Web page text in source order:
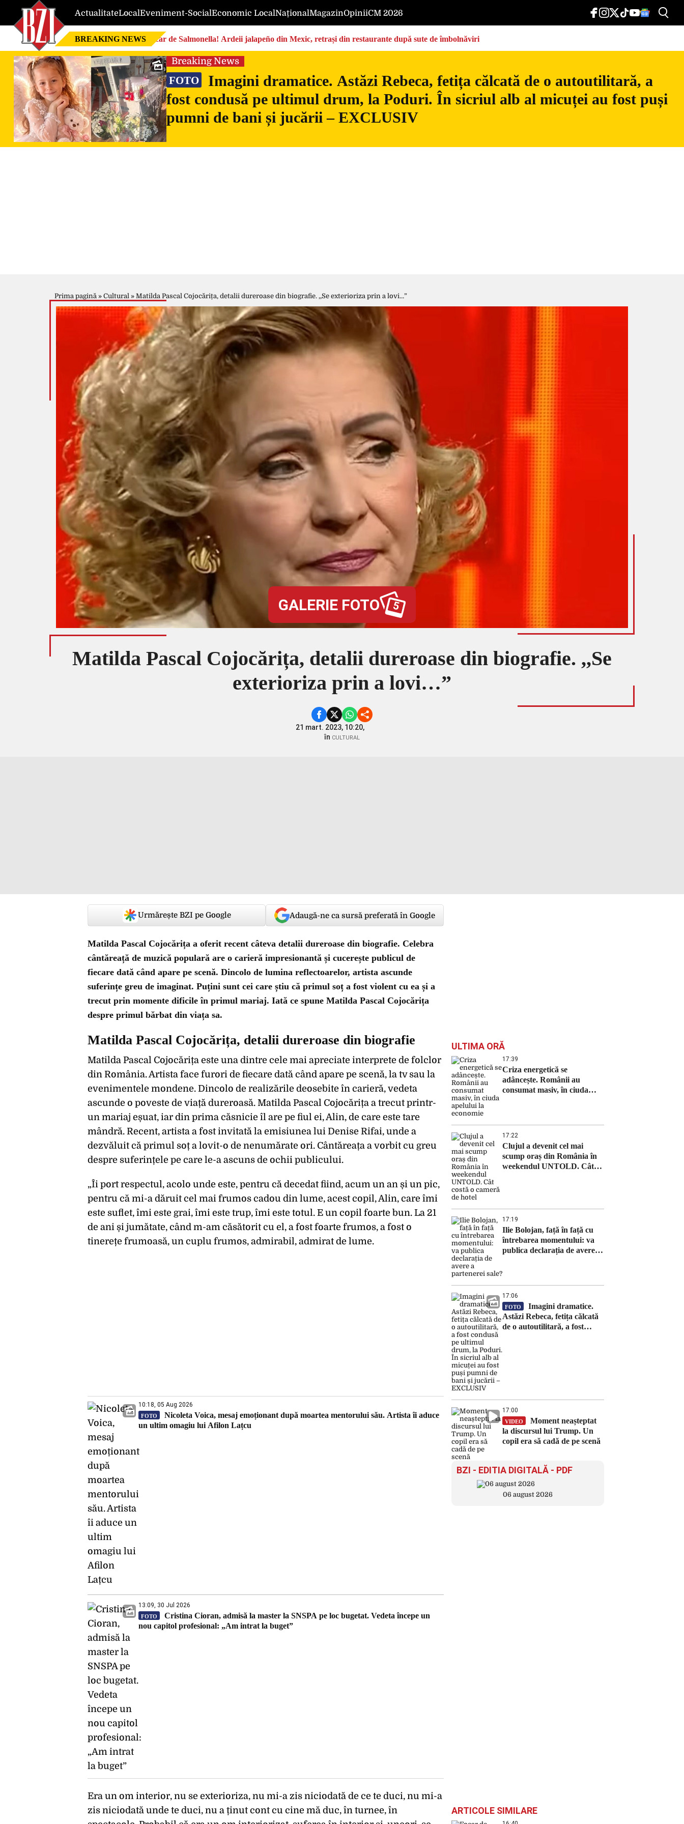
ActualitateLocalEveniment-SocialEconomic LocalNaționalMagazinOpiniiCM 2026
BREAKING NEWS Focar de Salmonella! Ardeii jalapeño din Mexic, retrași din restaurante după sute de îmbolnăviri
Breaking News
FOTO
Imagini dramatice. Astăzi Rebeca, fetița călcată de o autoutilitară, a
fost condusă pe ultimul drum, la Poduri. În sicriul alb al micuței au fost puși
pumni de bani și jucării – EXCLUSIV
Prima pagină » Cultural » Matilda Pascal Cojocărița, detalii dureroase din biografie. ,,Se exterioriza prin a lovi…”
GALERIE FOTO 5
Matilda Pascal Cojocărița, detalii dureroase din biografie. ,,Se
exterioriza prin a lovi…”
21 mart. 2023, 10:20,
în CULTURAL
Urmărește BZI pe Google Adaugă-ne ca sursă preferată în Google
Matilda Pascal Cojocărița a oferit recent câteva detalii dureroase din biografie. Celebra
cântăreață de muzică populară are o carieră impresionantă și cucerește publicul de
fiecare dată când apare pe scenă. Dincolo de lumina reflectoarelor, artista ascunde
suferințe greu de imaginat. Puțini sunt cei care știu că primul soț a fost violent cu ea și a
trecut prin momente dificile în primul mariaj. Iată ce spune Matilda Pascal Cojocărița
despre primul bărbat din viața sa.
Matilda Pascal Cojocărița, detalii dureroase din biografie
Matilda Pascal Cojocărița este una dintre cele mai apreciate interprete de folclor
din România. Artista face furori de fiecare dată când apare pe scenă, la tv sau la
evenimentele mondene. Dincolo de realizările deosebite în carieră, vedeta
ascunde o poveste de viață dureroasă. Matilda Pascal Cojocărița a trecut printr-
un mariaj eșuat, iar din prima căsnicie îl are pe fiul ei, Alin, de care este tare
mândră. Recent, artista a fost invitată la emisiunea lui Denise Rifai, unde a
dezvăluit că primul soț a lovit-o de nenumărate ori. Cântăreața a vorbit cu greu
despre suferințele pe care le-a ascuns de ochii publicului.
„Îi port respectul, acolo unde este, pentru că decedat fiind, acum un an și un pic,
pentru că mi-a dăruit cel mai frumos cadou din lume, acest copil, Alin, care îmi
este suflet, îmi este grai, îmi este trup, îmi este totul. E un copil foarte bun. La 21
de ani și jumătate, când m-am căsătorit cu el, a fost foarte frumos, a fost o
tinerețe frumoasă, un cuplu frumos, admirabil, admirat de lume.
10:18, 05 Aug 2026
FOTO
Nicoleta Voica, mesaj emoționant după moartea mentorului său. Artista îi aduce
un ultim omagiu lui Afilon Lațcu
13:09, 30 Jul 2026
FOTO
Cristina Cioran, admisă la master la SNSPA pe loc bugetat. Vedeta începe un
nou capitol profesional: „Am intrat la buget”
Era un om interior, nu se exterioriza, nu mi-a zis niciodată de ce te duci, nu mi-a
zis niciodată unde te duci, nu a ținut cont cu cine mă duc, în turnee, în
ULTIMA ORĂ
17:39
Criza energetică se
adâncește. Românii au
consumat masiv, în ciuda
17:22
Clujul a devenit cel mai
scump oraș din România în
weekendul UNTOLD. Cât
17:19
Ilie Bolojan, față în față cu
întrebarea momentului: va
publica declarația de avere a
17:06
FOTO
Imagini dramatice.
Astăzi Rebeca, fetița călcată
de o autoutilitară, a fost
17:00
VIDEO
Moment neașteptat
la discursul lui Trump. Un
copil era să cadă de pe scenă
BZI - EDITIA DIGITALĂ - PDF
06 august 2026
ARTICOLE SIMILARE